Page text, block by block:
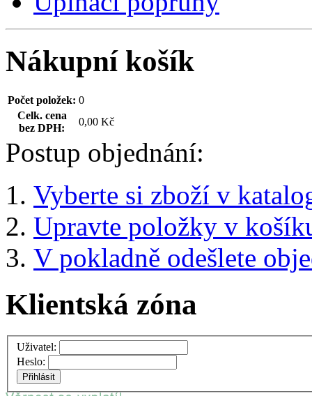
Nákupní košík
Počet položek: 0
Celk. cena
bez DPH:
0,00 Kč
Postup objednání:
Vyberte si zboží v
Upravte položky v
V pokladně odešlete
Klientská zóna
Uživatel:
Heslo: